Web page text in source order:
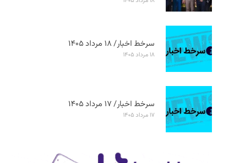
سرخط اخبار/ ۱۸ مرداد ۱۴۰۵
۱۸ مرداد ۱۴۰۵
سرخط اخبار/ ۱۷ مرداد ۱۴۰۵
۱۷ مرداد ۱۴۰۵